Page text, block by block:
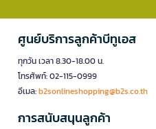
ศูนย์บริการลูกค้าบีทูเอส
ทุกวัน เวลา 8.30-18.00 น.
โทรศัพท์: 02-115-0999
อีเมล:b2sonlineshopping@b2s.co.th
การสนับสนุนลูกค้า